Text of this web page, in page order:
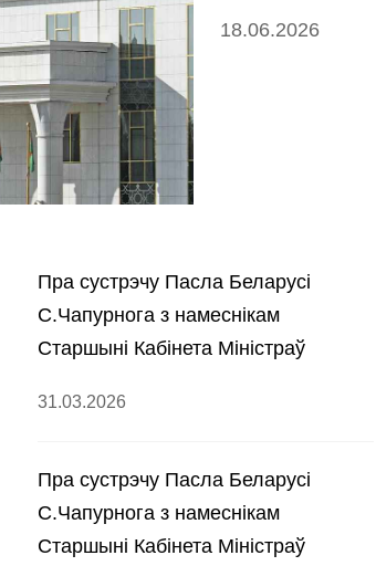
18.06.2026
Пра сустрэчу Пасла Беларусі
С.Чапурнога з намеснікам
Старшыні Кабінета Міністраў
31.03.2026
Пра сустрэчу Пасла Беларусі
С.Чапурнога з намеснікам
Старшыні Кабінета Міністраў